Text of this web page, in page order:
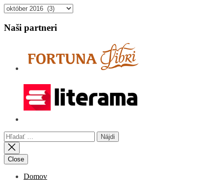
Archív
Naši partneri
Hľadať:
Close
Domov